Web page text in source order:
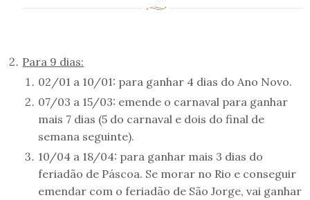
Para 9 dias:
02/01 a 10/01: para ganhar 4 dias do Ano Novo.
07/03 a 15/03: emende o carnaval para ganhar
mais 7 dias (5 do carnaval e dois do final de
semana seguinte).
10/04 a 18/04: para ganhar mais 3 dias do
feriadão de Páscoa. Se morar no Rio e conseguir
emendar com o feriadão de São Jorge, vai ganhar